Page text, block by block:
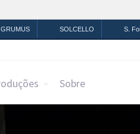
GRUMUS SOLCELLO S.
Sobre